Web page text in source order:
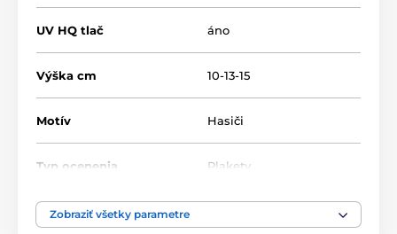
UV HQ tlač áno
Výška cm 10-13-15
Motív Hasiči
Typ ocenenia Plakety
Materiál
Zobraziť všetky parametre